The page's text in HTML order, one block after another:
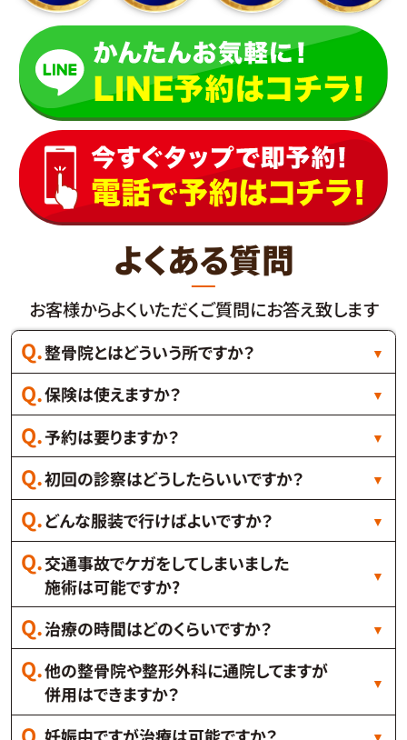
よくある質問
お客様からよくいただくご質問にお答え致します
整骨院とはどういう所ですか？
保険は使えますか？
予約は要りますか？
初回の診察はどうしたらいいですか？
どんな服装で行けばよいですか？
交通事故でケガをしてしまいました
施術は可能ですか?
治療の時間はどのくらいですか？
他の整骨院や整形外科に通院してますが
併用はできますか？